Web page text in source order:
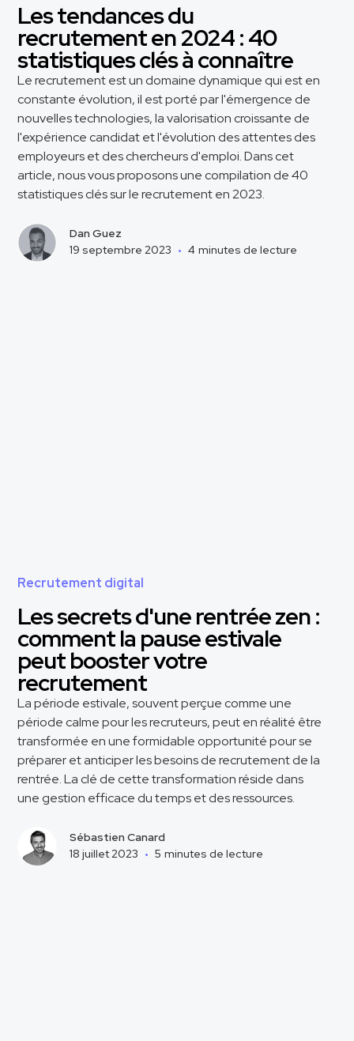
Les tendances du
recrutement en 2024 : 40
statistiques clés à connaître
Le recrutement est un domaine dynamique qui est en
constante évolution, il est porté par l'émergence de
nouvelles technologies, la valorisation croissante de
l'expérience candidat et l'évolution des attentes des
employeurs et des chercheurs d'emploi. Dans cet
article, nous vous proposons une compilation de 40
statistiques clés sur le recrutement en 2023.
Dan Guez
19 septembre 2023 • 4 minutes de lecture
Recrutement digital
Les secrets d'une rentrée zen :
comment la pause estivale
peut booster votre
recrutement
La période estivale, souvent perçue comme une
période calme pour les recruteurs, peut en réalité être
transformée en une formidable opportunité pour se
préparer et anticiper les besoins de recrutement de la
rentrée. La clé de cette transformation réside dans
une gestion efficace du temps et des ressources.
Sébastien Canard
18 juillet 2023 • 5 minutes de lecture